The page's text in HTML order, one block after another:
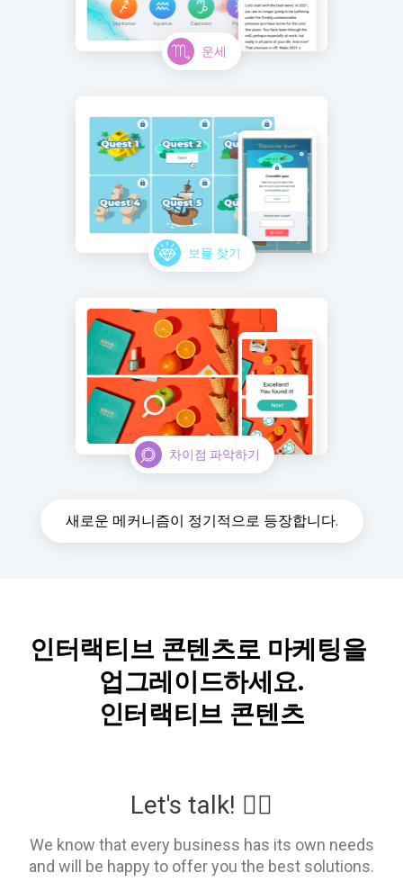
운세
보물 찾기
차이점 파악하기
새로운 메커니즘이 정기적으로 등장합니다.
인터랙티브 콘텐츠로 마케팅을
업그레이드하세요.
인터랙티브 콘텐츠